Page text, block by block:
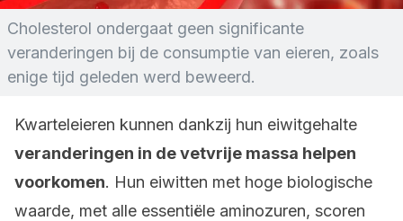
Cholesterol ondergaat geen significante
veranderingen bij de consumptie van eieren, zoals
enige tijd geleden werd beweerd.
Kwarteleieren kunnen dankzij hun eiwitgehalte
veranderingen in de vetvrije massa helpen
voorkomen. Hun eiwitten met hoge biologische
waarde, met alle essentiële aminozuren, scoren